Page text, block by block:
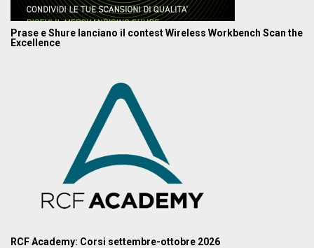
Prase e Shure lanciano il contest Wireless Workbench Scan the
Excellence
RCF Academy: Corsi settembre-ottobre 2026